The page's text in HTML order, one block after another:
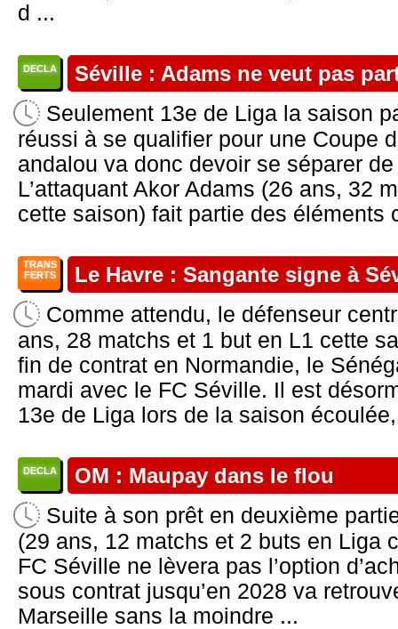
d ...
DECLA Séville : Adams ne veut pas
Seulement 13e de Liga la saison
réussi à se qualifier pour une Coupe
andalou va donc devoir se séparer
L’attaquant Akor Adams (26 ans, 32
cette saison) fait partie des éléments
TRANS
FERTS
Le Havre : Sangante signe à
Comme attendu, le défenseur
ans, 28 matchs et 1 but en L1 cette
fin de contrat en Normandie, le
mardi avec le FC Séville. Il est
13e de Liga lors de la saison
DECLA OM : Maupay dans le flou
Suite à son prêt en deuxième
(29 ans, 12 matchs et 2 buts en Liga
FC Séville ne lèvera pas l’option
sous contrat jusqu’en 2028 va
Marseille sans la moindre ...